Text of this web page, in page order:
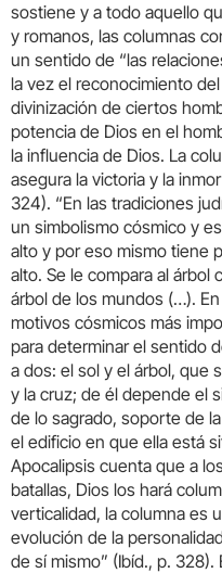
sostiene y a todo aquello
y romanos, las columnas
un sentido de “las
la vez el reconocimiento
divinización de ciertos
potencia de Dios en el
la influencia de Dios. La
asegura la victoria y la
324). “En las tradiciones
un simbolismo cósmico y
alto y por eso mismo tiene
alto. Se le compara al árbol
árbol de los mundos (…).
motivos cósmicos más
para determinar el sentido
a dos: el sol y el árbol, que
y la cruz; de él depende el
de lo sagrado, soporte de
el edificio en que ella está
Apocalipsis cuenta que a
batallas, Dios los hará
verticalidad, la columna es
evolución de la
de sí mismo” (Ibíd., p.